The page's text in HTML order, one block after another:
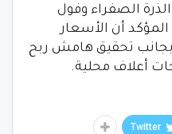
الصفراء وفول
أن الأسعار
تحقيق هامش ربح
أعلاف محلية.
Twitter